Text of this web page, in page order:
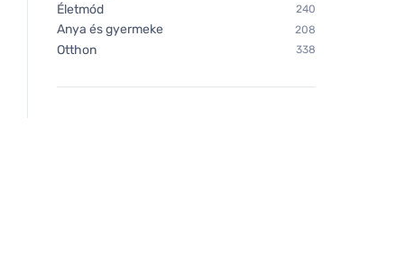
Életmód 240
Anya és gyermeke 208
Otthon 338